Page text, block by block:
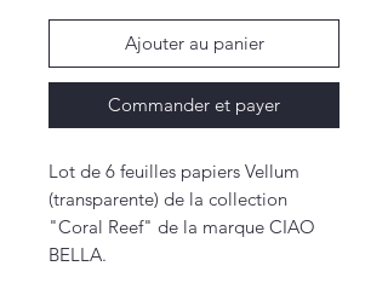
Ajouter au panier
Commander et payer
Lot de 6 feuilles papiers Vellum
(transparente) de la collection
"Coral Reef" de la marque CIAO
BELLA.